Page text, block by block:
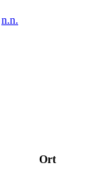
n.n.
Ort